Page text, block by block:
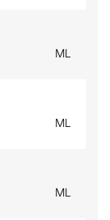
ML
ML
ML